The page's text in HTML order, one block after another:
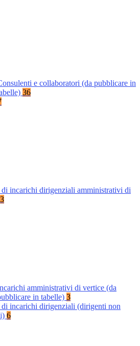
e collaboratori (da pubblicare in
36
incarichi dirigenziali amministrativi di
3
amministrativi di vertice (da
in tabelle) 3
incarichi dirigenziali (dirigenti non
6